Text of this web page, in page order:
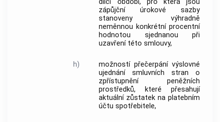
dílčí období, pro která jsou
zápůjční úrokové sazby
stanoveny výhradně
neměnnou konkrétní procentní
hodnotou sjednanou při
uzavření této smlouvy,
h)
možností přečerpání výslovné
ujednání smluvních stran o
zpřístupnění peněžních
prostředků, které přesahují
aktuální zůstatek na platebním
účtuspotřebitele,